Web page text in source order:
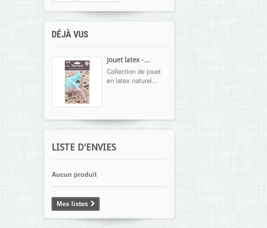
DÉJÀ VUS
Jouet latex -...
Collection de jouet
en latex naturel...
LISTE D'ENVIES
Aucun produit
Mes listes